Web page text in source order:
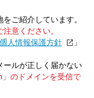
ご紹介しています。
意ください。
人情報保護方針
」
ールが正しく届かない
」のドメインを受信で